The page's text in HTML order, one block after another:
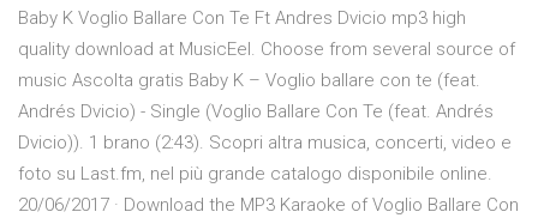
Baby K Voglio Ballare Con Te Ft Andres Dvicio mp3 high
quality download at MusicEel. Choose from several source of
music Ascolta gratis Baby K – Voglio ballare con te (feat.
Andrés Dvicio) - Single (Voglio Ballare Con Te (feat. Andrés
Dvicio)). 1 brano (2:43). Scopri altra musica, concerti, video e
foto su Last.fm, nel più grande catalogo disponibile online.
20/06/2017 · Download the MP3 Karaoke of Voglio Ballare Con